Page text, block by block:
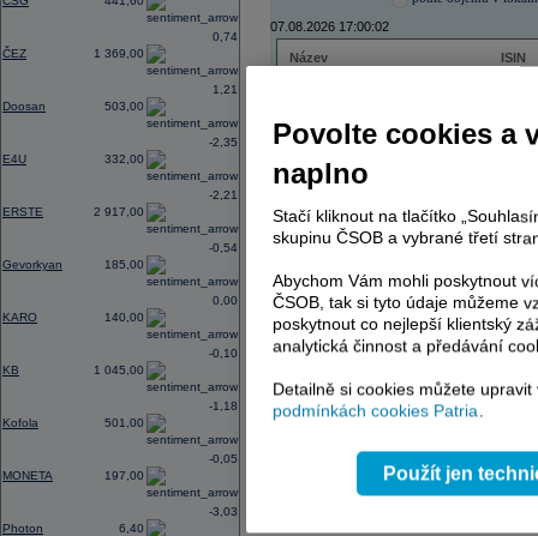
ČEZ 1 369,00
0,74
Doosan 503,00
1,21
E4U 332,00
-2,35
ERSTE 2 917,00
-2,21
Gevorkyan 185,00
-0,54
KARO 140,00
0,00
KB 1 045,00
-0,10
Kofola 501,00
-1,18
MONETA 197,00
-0,05
Photon 6,40
-3,03
07.08.2026 17:00:02
Název
ISIN
ERSTE BANK
TMR
AD index - vývoj
Region
Povolte cookies a
naplno
Stačí kliknout na tlačítko
skupinu ČSOB a vybrané třetí
Abychom Vám mohli poskytnout
ČSOB, tak si tyto údaje můžeme
poskytnout co nejlepší klientský
analytická činnost a předávání
Detailně si cookies můžete
podmínkách cookies Patria.
Použít jen